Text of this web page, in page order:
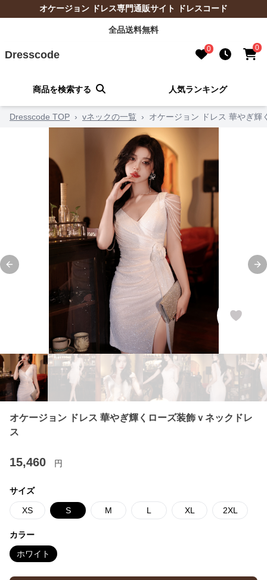
オケージョン ドレス専門通販サイト ドレスコード
全品送料無料
Dresscode 0 0
商品を検索する 人気ランキング
Dresscode TOP › vネックの一覧 › オケージョン ドレス 華やぎ輝
Previous slide
オケージョン ドレス 華やぎ輝くローズ装飾ｖネックドレ
ス
15,460 円
サイズ
XS S M L XL 2XL
カラー
ホワイト